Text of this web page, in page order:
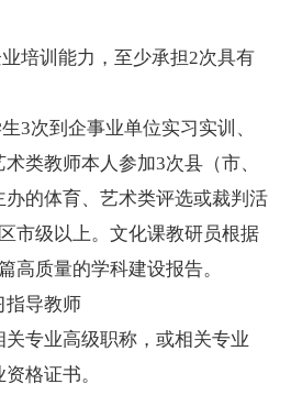
培训能力，至少承担2次具有
3次到企事业单位实习实训、
类教师本人参加3次县（市、
办的体育、艺术类评选或裁判活
市级以上。文化课教研员根据
高质量的学科建设报告。
导教师
专业高级职称，或相关专业
格证书。